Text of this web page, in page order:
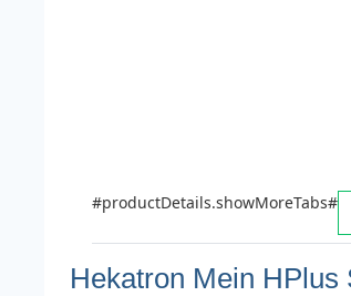
#productDetails.showMoreTabs#
Hekatron Mein